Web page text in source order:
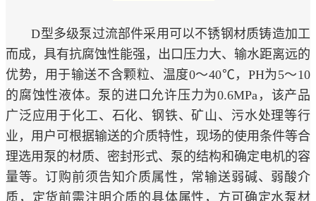
D型多级泵过流部件采用可以不锈钢材质铸造加工
而成，具有抗腐蚀性能强，出口压力大、输水距离远的
优势，用于输送不含颗粒、温度0～40℃，PH为5～10
的腐蚀性液体。泵的进口允许压力为0.6MPa，该产品
广泛应用于化工、石化、钢铁、矿山、污水处理等行
业，用户可根据输送的介质特性，现场的使用条件等合
理选用泵的材质、密封形式、泵的结构和确定电机的容
量等。订购前须告知介质属性，常输送弱碱、弱酸介
质，定货前需注明介质的具体属性，方可确定水泵材